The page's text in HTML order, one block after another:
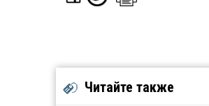
Читайте также